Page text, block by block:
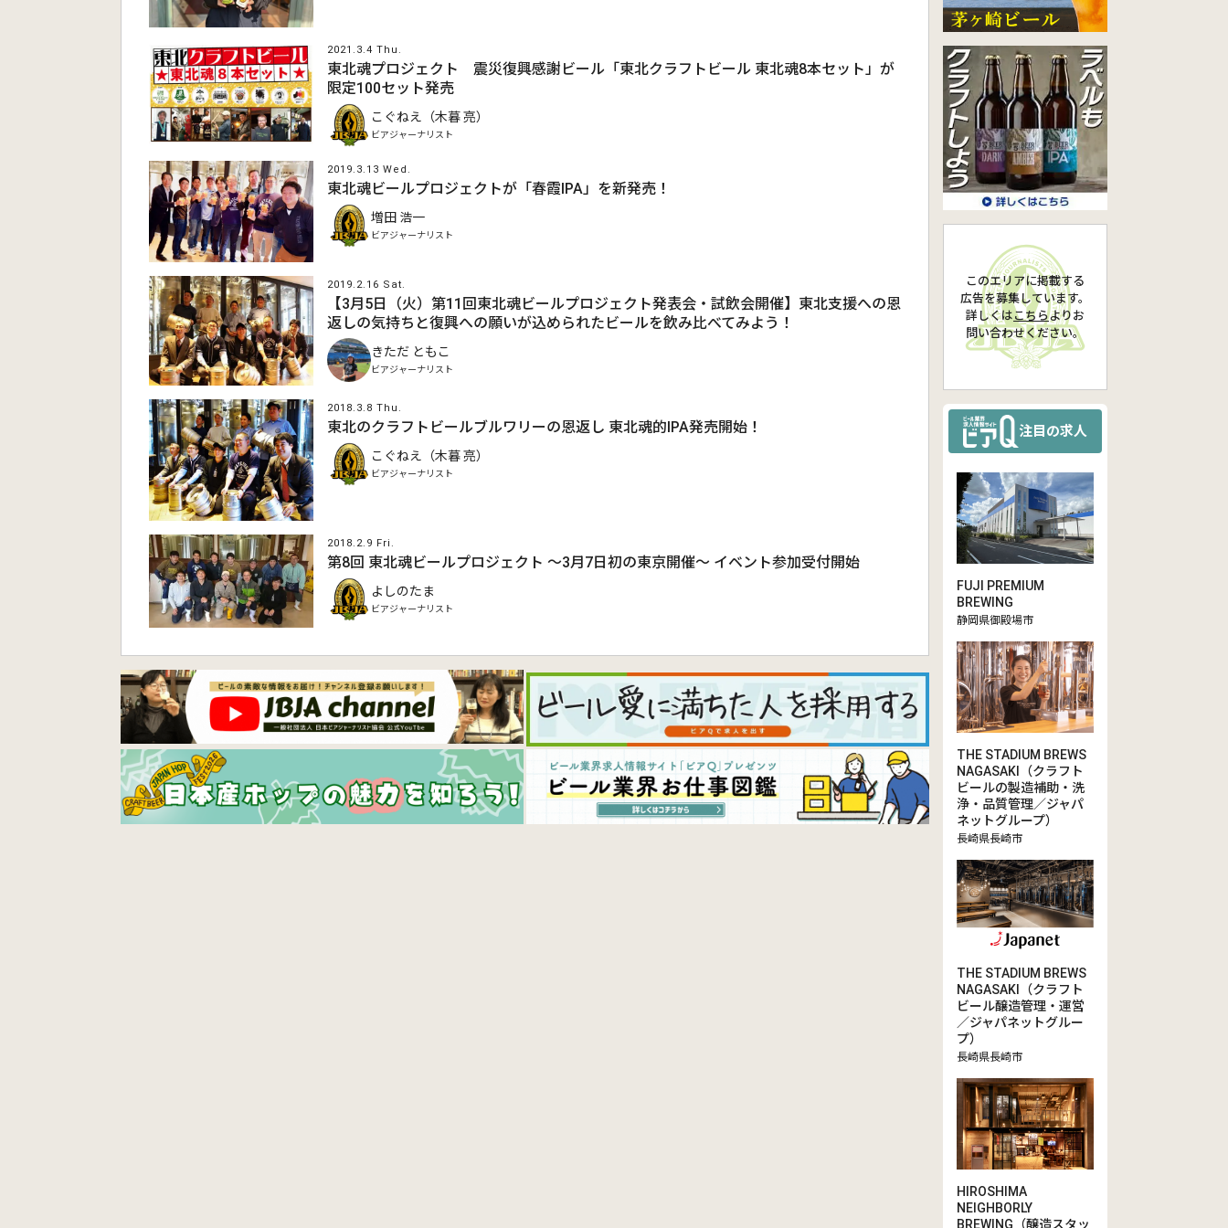
2021.3.4 Thu.
東北魂プロジェクト 震災復興感謝ビール「東北クラフトビール 東北魂8本セット」が
限定100セット発売
こぐねえ（木暮 亮）
ビアジャーナリスト
2019.3.13 Wed.
東北魂ビールプロジェクトが「春霞IPA」を新発売！
増田 浩一
ビアジャーナリスト
2019.2.16 Sat.
【3月5日（火）第11回東北魂ビールプロジェクト発表会・試飲会開催】東北支援への恩
返しの気持ちと復興への願いが込められたビールを飲み比べてみよう！
きただ ともこ
ビアジャーナリスト
2018.3.8 Thu.
東北のクラフトビールブルワリーの恩返し 東北魂的IPA発売開始！
こぐねえ（木暮 亮）
ビアジャーナリスト
2018.2.9 Fri.
第8回 東北魂ビールプロジェクト ～3月7日初の東京開催～ イベント参加受付開始
よしのたま
ビアジャーナリスト
このエリアに掲載する
広告を募集しています。
詳しくは こちらより お
問い合わせください。
注目の求人
FUJI PREMIUM
BREWING
静岡県御殿場市
THE STADIUM BREWS
NAGASAKI（クラフト
ビールの製造補助・洗
浄・品質管理／ジャパ
ネットグループ）
長崎県長崎市
THE STADIUM BREWS
NAGASAKI（クラフト
ビール醸造管理・運営
／ジャパネットグルー
プ）
長崎県長崎市
HIROSHIMA
NEIGHBORLY
BREWING（醸造スタッ